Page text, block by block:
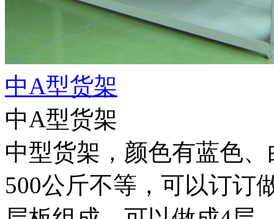
中A型货架
中A型货架
中型货架，颜色有蓝色
500公斤不等，可以订订